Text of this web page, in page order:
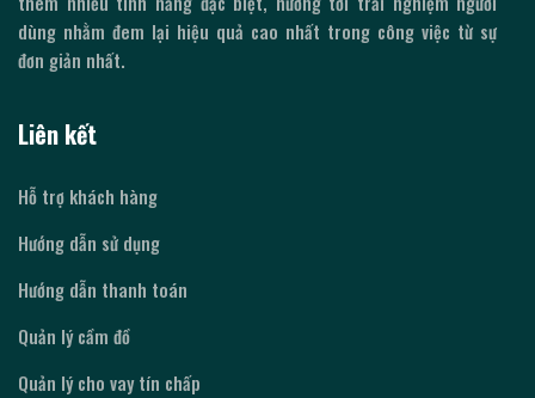
dùng nhằm đem lại hiệu quả cao nhất trong công việc từ sự
đơn giản nhất.
Liên kết
Hỗ trợ khách hàng
Hướng dẫn sử dụng
Hướng dẫn thanh toán
Quản lý cầm đồ
Quản lý cho vay tín chấp